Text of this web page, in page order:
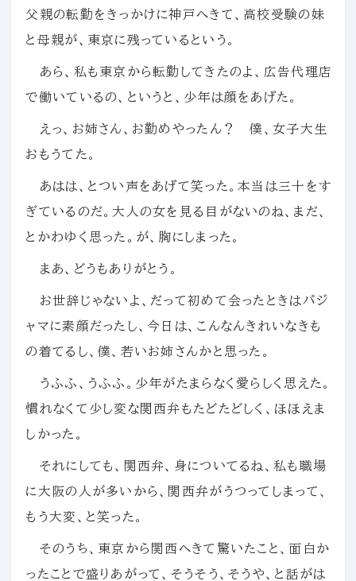
父親の転勤をきっかけに神戸へきて、高校受験の妹
と母親が、東京に残っているという。
あら、私も東京から転勤してきたのよ、広告代理店
で働いているの、というと、少年は顔をあげた。
えっ、お姉さん、お勤めやったん？ 僕、女子大生
おもうてた。
あはは、とつい声をあげて笑った。本当は三十をす
ぎているのだ。大人の女を見る目がないのね、まだ、
とかわゆく思った。が、胸にしまった。
まあ、どうもありがとう。
お世辞じゃないよ、だって初めて会ったときはパジ
ャマに素顔だったし、今日は、こんなんきれいなきも
の着てるし、僕、若いお姉さんかと思った。
うふふ、うふふ。少年がたまらなく愛らしく思えた。
慣れなくて少し変な関西弁もたどたどしく、ほほえま
しかった。
それにしても、関西弁、身についてるね、私も職場
に大阪の人が多いから、関西弁がうつってしまって、
もう大変、と笑った。
そのうち、東京から関西へきて驚いたこと、面白か
ったことで盛りあがって、そうそう、そうや、と話がは